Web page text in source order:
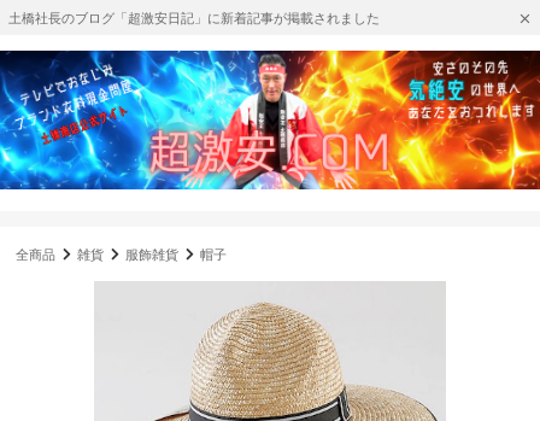
土橋社長のブログ「超激安日記」に新着記事が掲載されました
全商品 雑貨 服飾雑貨 帽子